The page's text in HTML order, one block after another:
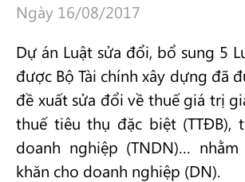
Ngày 16/08/2017
Dự án Luật sửa đổi, bổ sung 5
được Bộ Tài chính xây dựng đã
đề xuất sửa đổi về thuế giá trị
thuế tiêu thụ đặc biệt (TTĐB),
doanh nghiệp (TNDN)…
khăn cho doanh nghiệp (DN).